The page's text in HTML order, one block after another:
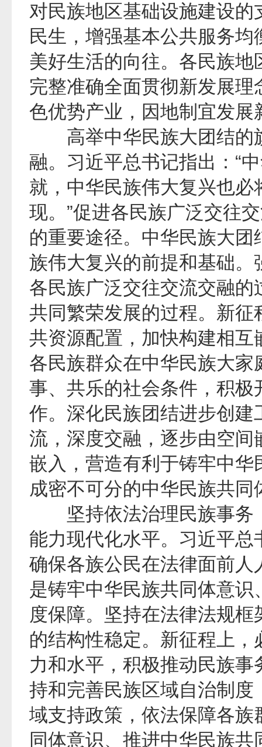
对民族地区基础设施建设
民生，增强基本公共服务
美好生活的向往。各民族地
完整准确全面贯彻新发展
色优势产业，因地制宜发展
高举中华民族大团结的
融。习近平总书记指出：“
就，中华民族伟大复兴也
现。”促进各民族广泛交往
的重要途径。中华民族大
族伟大复兴的前提和基础
各民族广泛交往交流交融
共同繁荣发展的过程。新
共资源配置，加快构建相
各民族群众在中华民族大
事、共乐的社会条件，积
作。深化民族团结进步创
流，深度交融，逐步由空
嵌入，营造有利于铸牢中
成密不可分的中华民族共同
坚持依法治理民族事务
能力现代化水平。习近平总
确保各族公民在法律面前人
是铸牢中华民族共同体意
度保障。坚持在法律法规
的结构性稳定。新征程上
力和水平，积极推动民族
持和完善民族区域自治制
域支持政策，依法保障各
同体意识、推进中华民族